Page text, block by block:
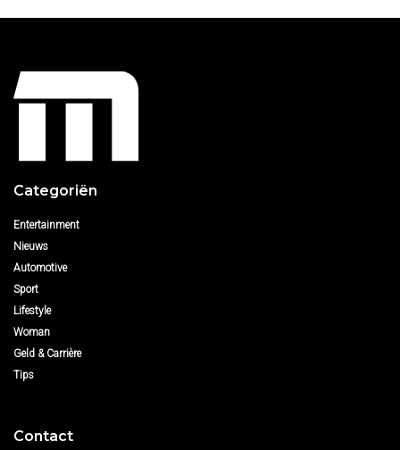
Categoriën
Entertainment
Nieuws
Automotive
Sport
Lifestyle
Woman
Geld & Carrière
Tips
Contact